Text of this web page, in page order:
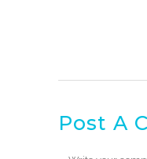
Post A